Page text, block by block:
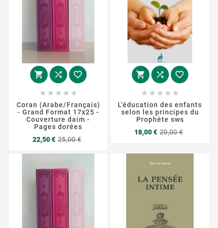
  
    
Coran (Arabe/Français)
- Grand Format 17x25 -
Couverture daim -
Pages dorées
22,50 € 25,00 €
base
  
    
L'éducation des enfants
selon les principes du
Prophète sws
18,00 € 20,00 €